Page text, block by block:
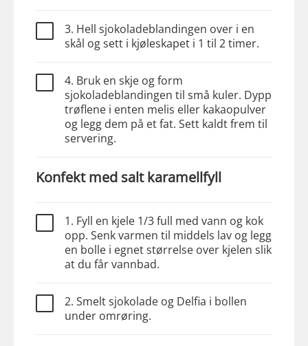
3. Hell sjokoladeblandingen over i en
skål og sett i kjøleskapet i 1 til 2 timer.
4. Bruk en skje og form
sjokoladeblandingen til små kuler. Dypp
trøflene i enten melis eller kakaopulver
og legg dem på et fat. Sett kaldt frem til
servering.
Konfekt med salt karamellfyll
1. Fyll en kjele 1/3 full med vann og kok
opp. Senk varmen til middels lav og legg
en bolle i egnet størrelse over kjelen slik
at du får vannbad.
2. Smelt sjokolade og Delfia i bollen
under omrøring.